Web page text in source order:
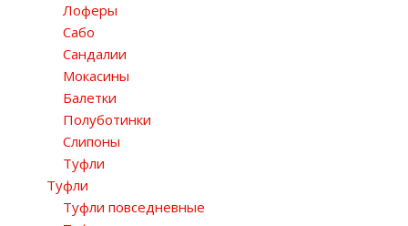
Лоферы
Сабо
Сандалии
Мокасины
Балетки
Полуботинки
Слипоны
Туфли
Туфли
Туфли повседневные